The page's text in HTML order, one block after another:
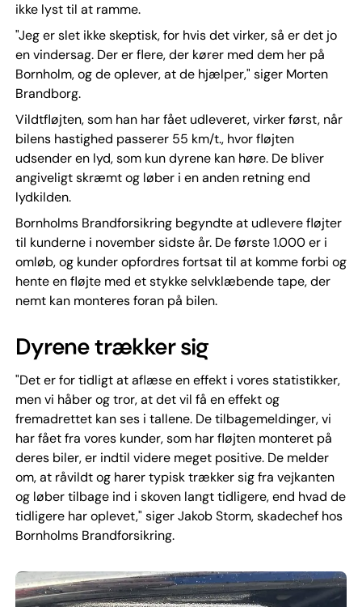
ikke lyst til at ramme.
"Jeg er slet ikke skeptisk, for hvis det virker, så er det jo
en vindersag. Der er flere, der kører med dem her på
Bornholm, og de oplever, at de hjælper," siger Morten
Brandborg.
Vildtfløjten, som han har fået udleveret, virker først, når
bilens hastighed passerer 55 km/t., hvor fløjten
udsender en lyd, som kun dyrene kan høre. De bliver
angiveligt skræmt og løber i en anden retning end
lydkilden.
Bornholms Brandforsikring begyndte at udlevere fløjter
til kunderne i november sidste år. De første 1.000 er i
omløb, og kunder opfordres fortsat til at komme forbi og
hente en fløjte med et stykke selvklæbende tape, der
nemt kan monteres foran på bilen.
Dyrene trækker sig
"Det er for tidligt at aflæse en effekt i vores statistikker,
men vi håber og tror, at det vil få en effekt og
fremadrettet kan ses i tallene. De tilbagemeldinger, vi
har fået fra vores kunder, som har fløjten monteret på
deres biler, er indtil videre meget positive. De melder
om, at råvildt og harer typisk trækker sig fra vejkanten
og løber tilbage ind i skoven langt tidligere, end hvad de
tidligere har oplevet," siger Jakob Storm, skadechef hos
Bornholms Brandforsikring.